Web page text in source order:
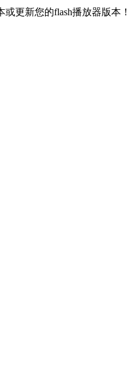
更新您的flash播放器版本！